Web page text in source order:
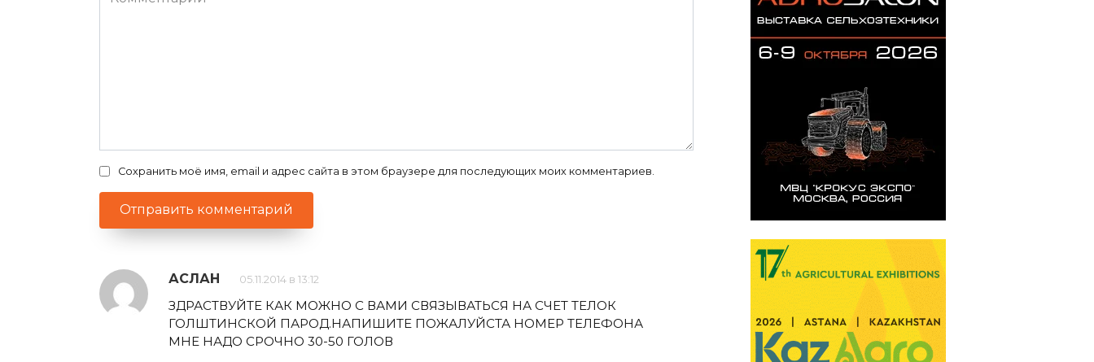
Сохранить моё имя, email и адрес сайта в этом браузере для последующих моих комментариев.
АСЛАН 05.11.2014 в 13:12
ЗДРАСТВУЙТЕ КАК МОЖНО С ВАМИ СВЯЗЫВАТЬСЯ НА СЧЕТ ТЕЛОК
ГОЛШТИНСКОЙ ПАРОД.НАПИШИТЕ ПОЖАЛУЙСТА НОМЕР ТЕЛЕФОНА
МНЕ НАДО СРОЧНО 30-50 ГОЛОВ